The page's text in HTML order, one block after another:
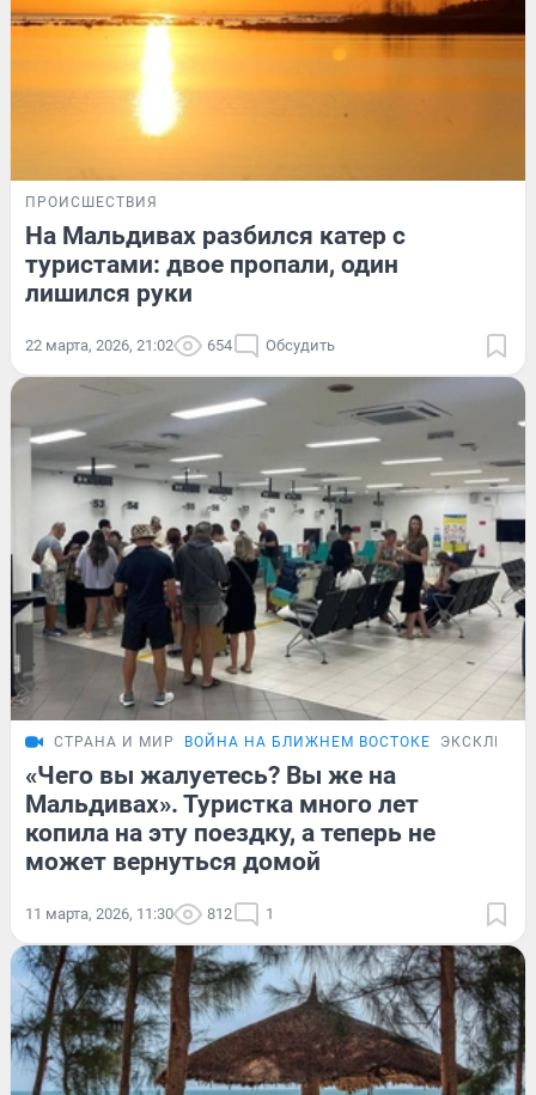
ПРОИСШЕСТВИЯ
На Мальдивах разбился катер с
туристами: двое пропали, один
лишился руки
22 марта, 2026, 21:02 654 Обсудить
СТРАНА И МИР ВОЙНА НА БЛИЖНЕМ ВОСТОКЕ
«Чего вы жалуетесь? Вы же на
Мальдивах». Туристка много лет
копила на эту поездку, а теперь не
может вернуться домой
11 марта, 2026, 11:30 812 1